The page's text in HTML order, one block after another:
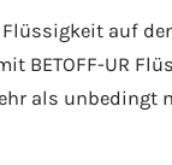
auf
BETOFF-UR
als unbedingt